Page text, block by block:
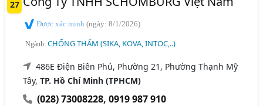
27
Được xác minh(ngày: 8/1/2026)
Ngành:CHỐNG THẤM (SIKA, KOVA, INTOC,..)
486E Điện Biên Phủ, Phường 21, Phường Thạnh Mỹ
Tây,TP. Hồ Chí Minh (TPHCM)
(028) 73008228,0919 987 910